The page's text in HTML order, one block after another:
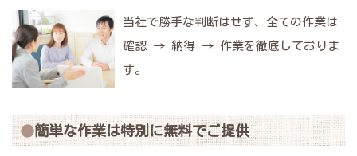
当社で勝手な判断はせず、全ての作業は
確認 → 納得 → 作業を徹底しておりま
す。
簡単な作業は特別に無料でご提供